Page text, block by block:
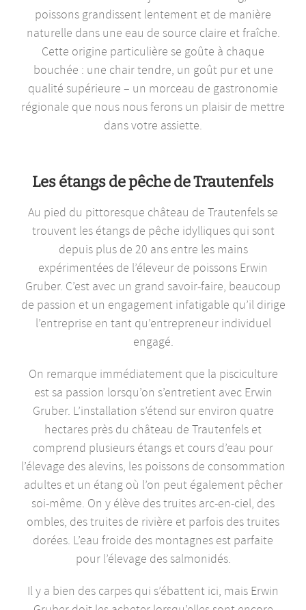
poissons grandissent lentement et de manière
naturelle dans une eau de source claire et fraîche.
Cette origine particulière se goûte à chaque
bouchée : une chair tendre, un goût pur et une
qualité supérieure – un morceau de gastronomie
régionale que nous nous ferons un plaisir de mettre
dans votre assiette.
Les étangs de pêche de Trautenfels
Au pied du pittoresque château de Trautenfels se
trouvent les étangs de pêche idylliques qui sont
depuis plus de 20 ans entre les mains
expérimentées de l’éleveur de poissons Erwin
Gruber. C’est avec un grand savoir-faire, beaucoup
de passion et un engagement infatigable qu’il dirige
l’entreprise en tant qu’entrepreneur individuel
engagé.
On remarque immédiatement que la pisciculture
est sa passion lorsqu’on s’entretient avec Erwin
Gruber. L’installation s’étend sur environ quatre
hectares près du château de Trautenfels et
comprend plusieurs étangs et cours d’eau pour
l’élevage des alevins, les poissons de consommation
adultes et un étang où l’on peut également pêcher
soi-même. On y élève des truites arc-en-ciel, des
ombles, des truites de rivière et parfois des truites
dorées. L’eau froide des montagnes est parfaite
pour l’élevage des salmonidés.
Il y a bien des carpes qui s’ébattent ici, mais Erwin